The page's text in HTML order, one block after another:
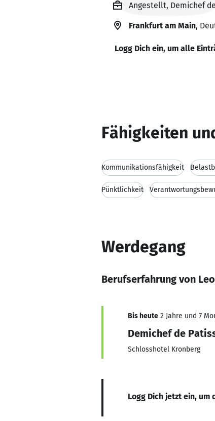
Angestellt, Demichef
Frankfurt am Main,
Logg Dich ein, um alle
Fähigkeiten
Kommunikationsfähigkeit
Pünktlichkeit
Werdegang
Berufserfahrung von
Bis heute 2 Jahre und 7
Demichef de
Schlosshotel Kronberg
Logg Dich jetzt ein, um